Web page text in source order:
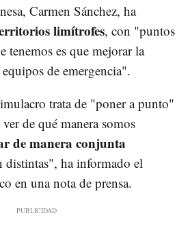
Carmen Sánchez, ha
limítrofes, con "puntos
es que mejorar la
de emergencia".
trata de "poner a punto"
de qué manera somos
de manera conjunta
distintas", ha informado el
en una nota de prensa.